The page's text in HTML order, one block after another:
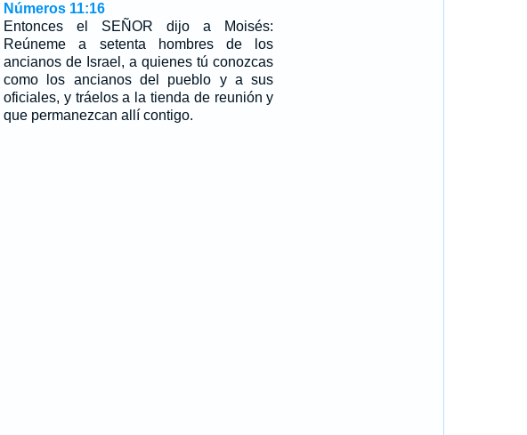
Números 11:16
Entonces el SEÑOR dijo a Moisés:
Reúneme a setenta hombres de los
ancianos de Israel, a quienes tú conozcas
como los ancianos del pueblo y a sus
oficiales, y tráelos a la tienda de reunión y
que permanezcan allí contigo.